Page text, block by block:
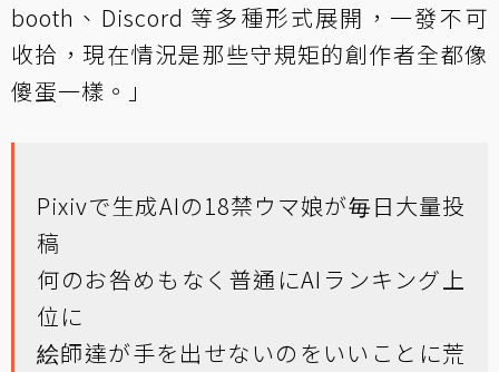
booth、Discord 等多種形式展開，一發不可
收拾，現在情況是那些守規矩的創作者全都像
傻蛋一樣。」
Pixivで生成AIの18禁ウマ娘が毎日大量投
稿
何のお咎めもなく普通にAIランキング上
位に
絵師達が手を出せないのをいいことに荒